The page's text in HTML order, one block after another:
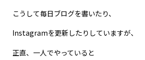
こうして毎日ブログを書いたり、
Instagramを更新したりしていますが、
正直、一人でやっていると